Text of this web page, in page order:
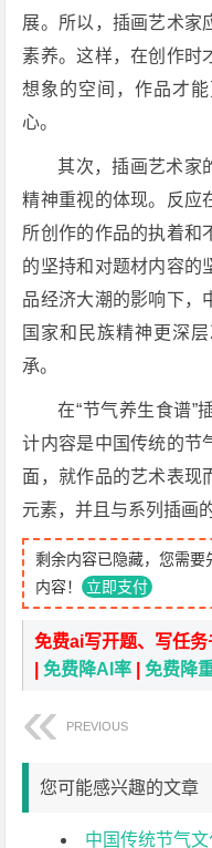
展。所以，插画艺术家
素养。这样，在创作时
想象的空间，作品才
心。
其次，插画艺术家
精神重视的体现。反应
所创作的作品的执着和
的坚持和对题材内容的
品经济大潮的影响下，
国家和民族精神更深
承。
在“节气养生食谱”
计内容是中国传统的节
面，就作品的艺术表现
元素，并且与系列插画
剩余内容已隐藏，您需要
内容！ 立即支付
免费ai写开题、写任
|免费降AI率 |免费降
PREVIOUS
您可能感兴趣的文章
中国传统节气文化视觉